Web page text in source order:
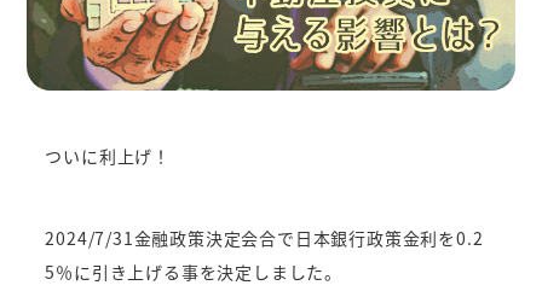
ついに利上げ！
2024/7/31金融政策決定会合で日本銀行政策金利を0.2
5％に引き上げる事を決定しました。